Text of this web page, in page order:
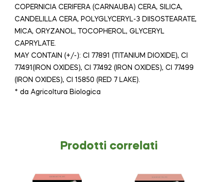
COPERNICIA CERIFERA (CARNAUBA) CERA, SILICA,
CANDELILLA CERA, POLYGLYCERYL-3 DIISOSTEARATE,
MICA, ORYZANOL, TOCOPHEROL, GLYCERYL
CAPRYLATE.
MAY CONTAIN (+/-): CI 77891 (TITANIUM DIOXIDE), CI
77491(IRON OXIDES), CI 77492 (IRON OXIDES), CI 77499
(IRON OXIDES), CI 15850 (RED 7 LAKE).
* da Agricoltura Biologica
Prodotti correlati